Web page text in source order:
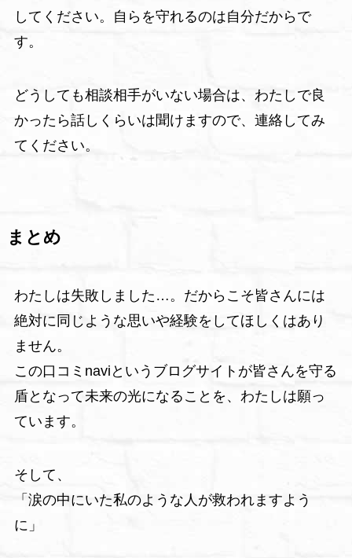
してください。自らを守れるのは自分だからで
す。
どうしても相談相手がいない場合は、わたしで良
かったら話しくらいは聞けますので、連絡してみ
てください。
まとめ
わたしは失敗しました…。だからこそ皆さんには
絶対に同じような思いや経験をしてほしくはあり
ません。
この口コミnaviというブログサイトが皆さんを守る
盾となって未来の光になることを、わたしは願っ
ています。
そして、
「涙の中にいた私のような人が救われますよう
に」